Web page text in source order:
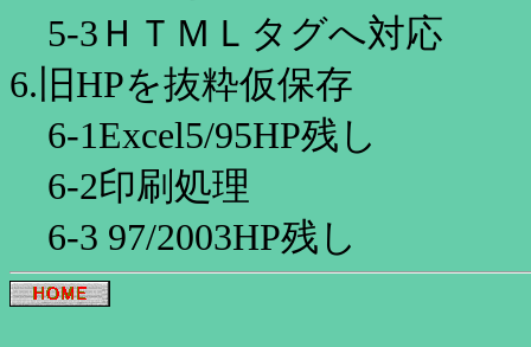
5-3ＨＴＭＬタグへ対応
6.旧HPを抜粋仮保存
6-1Excel5/95HP残し
6-2印刷処理
6-3 97/2003HP残し